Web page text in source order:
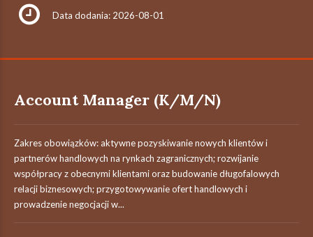
Data dodania: 2026-08-01
Account Manager (K/M/N)
Zakres obowiązków: aktywne pozyskiwanie nowych klientów i
partnerów handlowych na rynkach zagranicznych; rozwijanie
współpracy z obecnymi klientami oraz budowanie długofalowych
relacji biznesowych; przygotowywanie ofert handlowych i
prowadzenie negocjacji w...